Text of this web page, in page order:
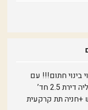
חתום!!! עם
חברת אזורים, בויצמן המתחדשת הרצליה דירת 2.5 חד’
חד’ + מ.שמש +חניה תת קרקעית